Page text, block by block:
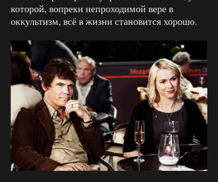
которой, вопреки непроходимой вере в
оккультизм, всё в жизни становится хорошо.